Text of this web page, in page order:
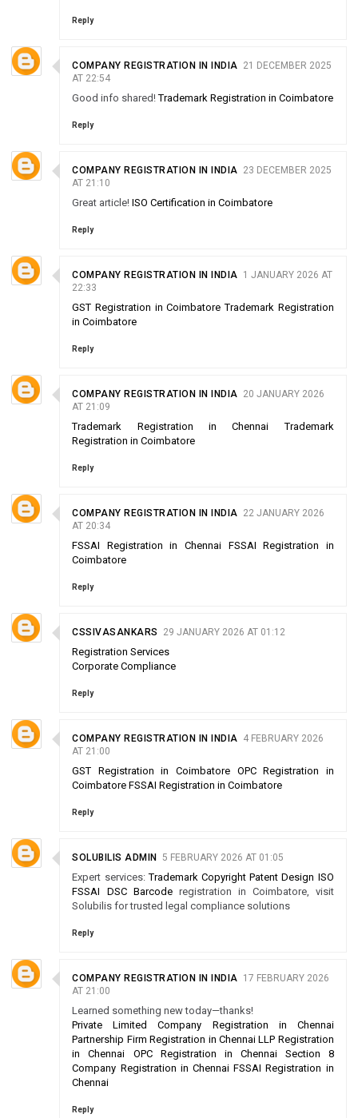
Reply
COMPANY REGISTRATION IN INDIA 21 DECEMBER 2025
AT 22:54
Good info shared!Trademark Registration in Coimbatore
Reply
COMPANY REGISTRATION IN INDIA 23 DECEMBER 2025
AT 21:10
Great article!ISO Certification in Coimbatore
Reply
COMPANY REGISTRATION IN INDIA 1 JANUARY 2026 AT
22:33
GST Registration in Coimbatore Trademark Registration
in Coimbatore
Reply
COMPANY REGISTRATION IN INDIA 20 JANUARY 2026
AT 21:09
Trademark Registration in ChennaiTrademark
Registration in Coimbatore
Reply
COMPANY REGISTRATION IN INDIA 22 JANUARY 2026
AT 20:34
FSSAI Registration in Chennai FSSAI Registration in
Coimbatore
Reply
CSSIVASANKARS 29 JANUARY 2026 AT 01:12
Registration Services
Corporate Compliance
Reply
COMPANY REGISTRATION IN INDIA 4 FEBRUARY 2026
AT 21:00
GST Registration in Coimbatore OPC Registration in
Coimbatore FSSAI Registration in Coimbatore
Reply
SOLUBILIS ADMIN 5 FEBRUARY 2026 AT 01:05
Expert services:Trademark Copyright Patent Design ISO
FSSAI
DSC Barcoderegistration in Coimbatore, visit
Solubilis for trusted legal compliance solutions
Reply
COMPANY REGISTRATION IN INDIA 17 FEBRUARY 2026
AT 21:00
Learned something new today—thanks!
Private Limited Company Registration in Chennai
Partnership Firm Registration in Chennai LLP Registration
in Chennai
OPC Registration in Chennai
Section 8
Company Registration in Chennai FSSAI Registration in
Chennai
Reply